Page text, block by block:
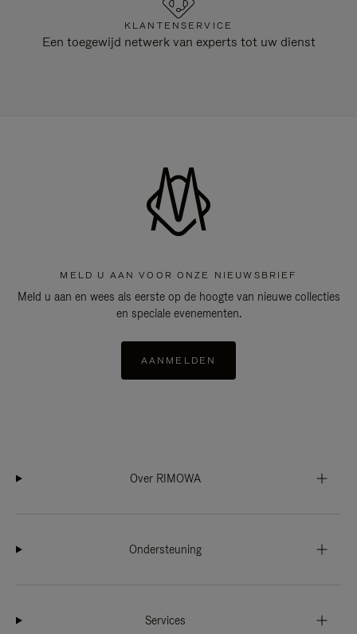
KLANTENSERVICE
Een toegewijd netwerk van experts tot uw dienst
MELD U AAN VOOR ONZE NIEUWSBRIEF
Meld u aan en wees als eerste op de hoogte van nieuwe collecties
en speciale evenementen.
AANMELDEN
Over RIMOWA
Ondersteuning
Services